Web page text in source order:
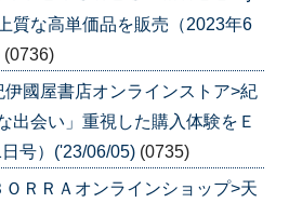
質な高単価品を販売（2023年6
(0736)
國屋書店オンラインストア>紀
出会い」重視した購入体験をＥ
号）('23/06/05) (0735)
ＲＲＡオンラインショップ>天